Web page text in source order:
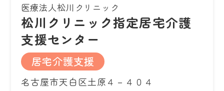
医療法人松川クリニック
松川クリニック指定居宅介護
支援センター
居宅介護支援
名古屋市天白区土原４－４０４